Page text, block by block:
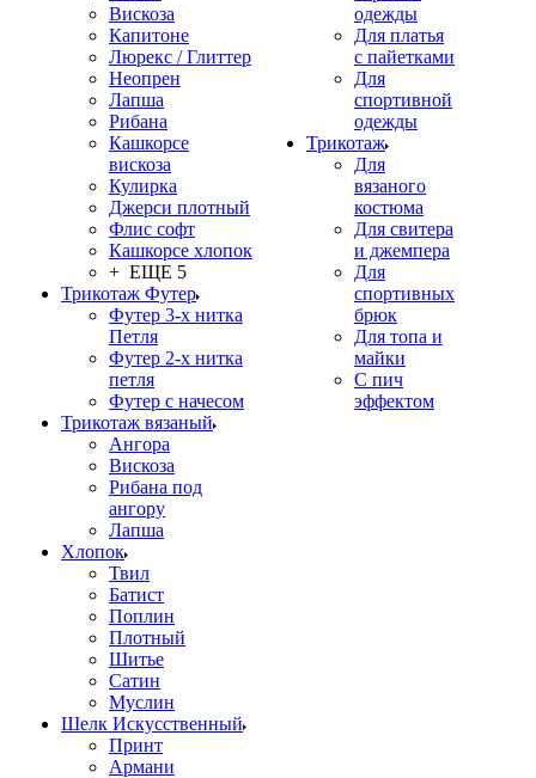
Вискоза
Капитоне
Люрекс / Глиттер
Неопрен
Лапша
Рибана
Кашкорсе
вискоза
Кулирка
Джерси плотный
Флис софт
Кашкорсе хлопок
+ ЕЩЕ 5
Трикотаж Футер
Футер 3-х нитка
Петля
Футер 2-х нитка
петля
Футер с начесом
Трикотаж вязаный
Ангора
Вискоза
Рибана под
ангору
Лапша
Хлопок
Твил
Батист
Поплин
Плотный
Шитье
Сатин
Муслин
Шелк Искусственный
Принт
Армани
одежды
Для платья
с пайетками
Для
спортивной
одежды
Трикотаж
Для
вязаного
костюма
Для свитера
и джемпера
Для
спортивных
брюк
Для топа и
майки
С пич
эффектом